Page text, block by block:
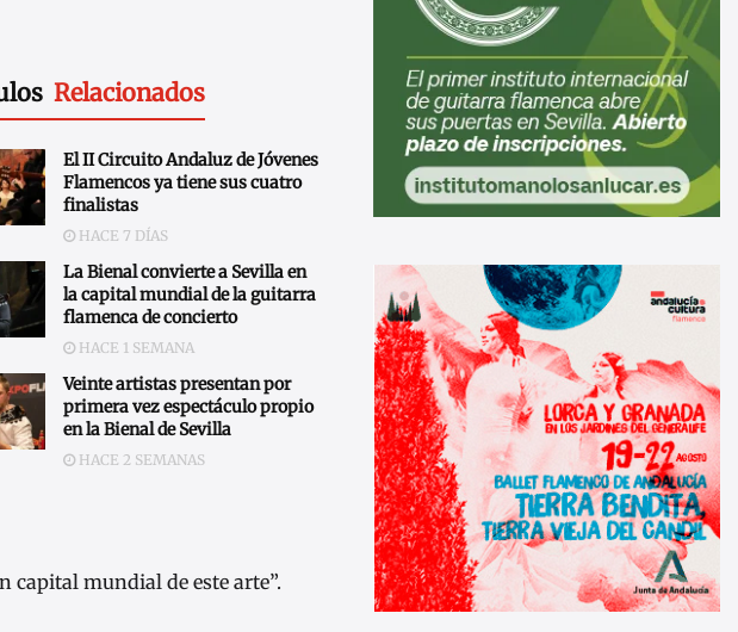
Relacionados
El II Circuito Andaluz de Jóvenes
Flamencos ya tiene sus cuatro
finalistas
HACE 7 DÍAS
La Bienal convierte a Sevilla en
la capital mundial de la guitarra
flamenca de concierto
HACE 1 SEMANA
Veinte artistas presentan por
primera vez espectáculo propio
en la Bienal de Sevilla
HACE 2 SEMANAS
capital mundial de este arte”.